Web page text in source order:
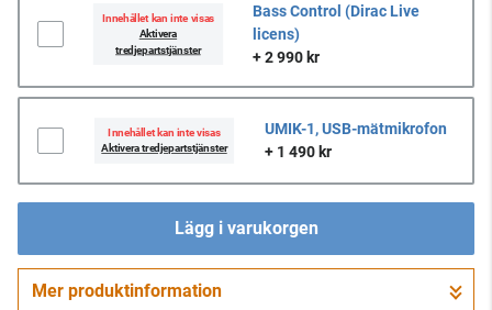
Innehållet kan inte visas
Aktivera
tredjepartstjänster
Bass Control (Dirac Live
licens)
+ 2 990 kr
Innehållet kan inte visas
Aktivera tredjepartstjänster
UMIK-1, USB-mätmikrofon
+ 1 490 kr
Lägg i varukorgen
Gå till kassan
Mer produktinformation